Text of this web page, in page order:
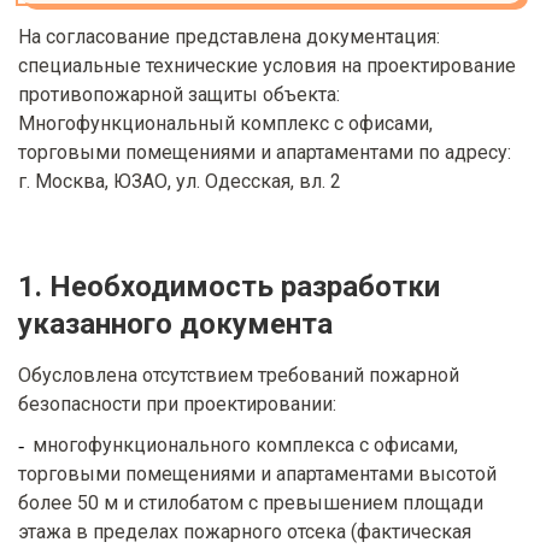
На согласование представлена документация:
специальные технические условия на проектирование
противопожарной защиты объекта:
Многофункциональный комплекс с офисами,
торговыми помещениями и апартаментами по адресу:
г. Москва, ЮЗАО, ул. Одесская, вл. 2
1. Необходимость разработки
указанного документа
Обусловлена отсутствием требований пожарной
безопасности при проектировании:
многофункционального комплекса с офисами,
торговыми помещениями и апартаментами высотой
более 50 м и стилобатом с превышением площади
этажа в пределах пожарного отсека (фактическая